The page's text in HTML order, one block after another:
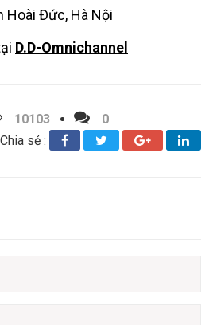
Hoài Đức, Hà Nội
D.D-Omnichannel
10103
0
Chia sẻ :